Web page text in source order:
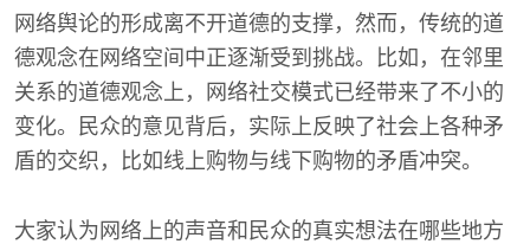
网络舆论的形成离不开道德的支撑，然而，传统的道
德观念在网络空间中正逐渐受到挑战。比如，在邻里
关系的道德观念上，网络社交模式已经带来了不小的
变化。民众的意见背后，实际上反映了社会上各种矛
盾的交织，比如线上购物与线下购物的矛盾冲突。
大家认为网络上的声音和民众的真实想法在哪些地方